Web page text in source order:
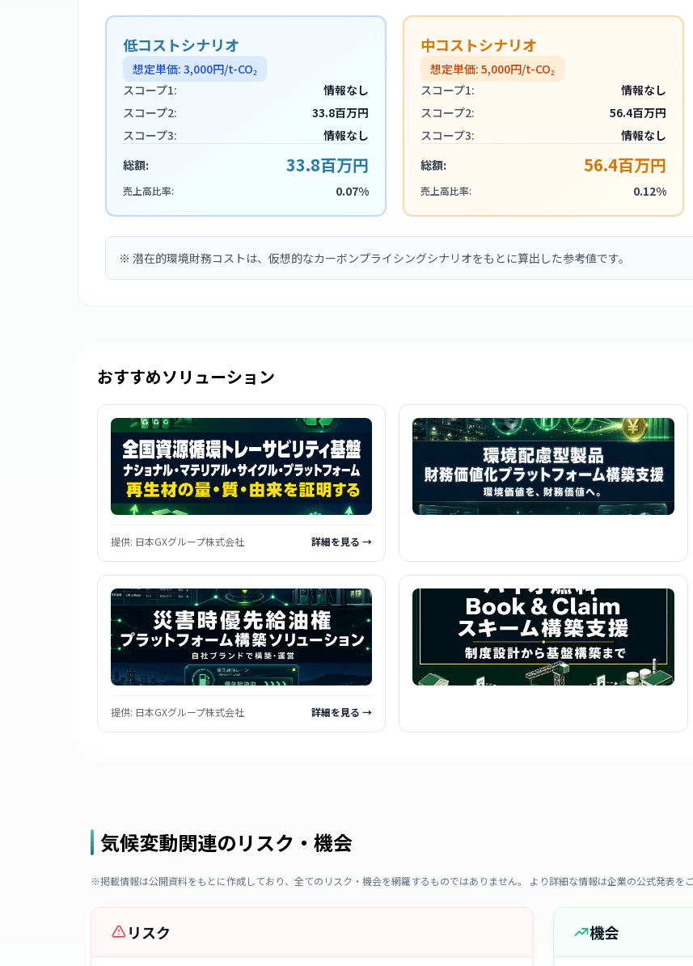
低コストシナリオ
想定単価: 3,000円/t-CO₂
スコープ1:
情報なし
スコープ2:
33.8百万円
スコープ3:
情報なし
総額:
33.8百万円
売上高比率: 0.07%
中コストシナリオ
想定単価: 5,000円/t-CO₂
スコープ1:
情報なし
スコープ2:
56.4百万円
スコープ3:
情報なし
総額:
56.4百万円
売上高比率: 0.12%
※ 潜在的環境財務コストは、仮想的なカーボンプライシングシナリオをもとに算出した参考値です。
おすすめソリューション
提供: 日本GXグループ株式会社 詳細を見る →
提供: 日本GXグループ株式会社 詳細を見る →
気候変動関連のリスク・機会
※掲載情報は公開資料をもとに作成しており、全てのリスク・機会を網羅するものではありません。 より詳細な情報は企業の公式発表をご
リスク 機会